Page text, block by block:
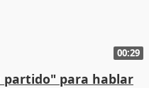
00:29
partido" para hablar